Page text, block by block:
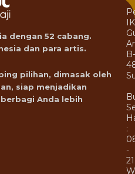
dengan 52 cabang.
dan para artis.
pilihan, dimasak oleh
siap menjadikan
Anda lebih
B-
:
-